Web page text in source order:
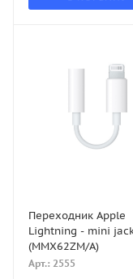
Переходник Apple
Lightning - mini
(MMX62ZM/A)
Арт.: 2555